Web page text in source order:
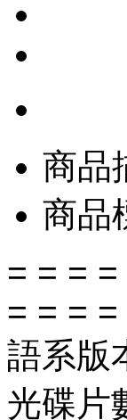
商品
商品
= = =
= = =
語系版
光碟片